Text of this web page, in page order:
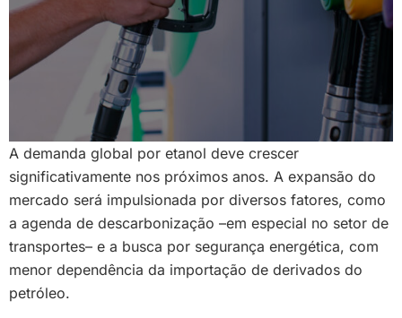
A demanda global por etanol deve crescer
significativamente nos próximos anos. A expansão do
mercado será impulsionada por diversos fatores, como
a agenda de descarbonização –em especial no setor de
transportes– e a busca por segurança energética, com
menor dependência da importação de derivados do
petróleo.